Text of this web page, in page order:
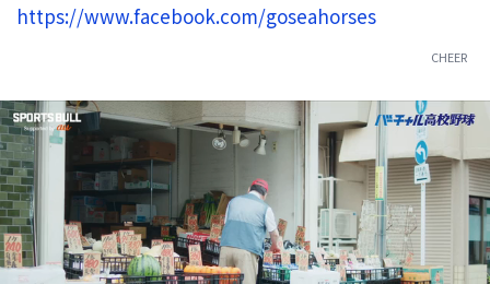
https://www.facebook.com/goseahorses
CHEER